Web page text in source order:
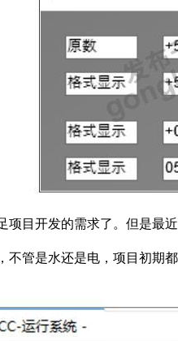
项目开发的需求了。但是最
不管是水还是电，项目初期